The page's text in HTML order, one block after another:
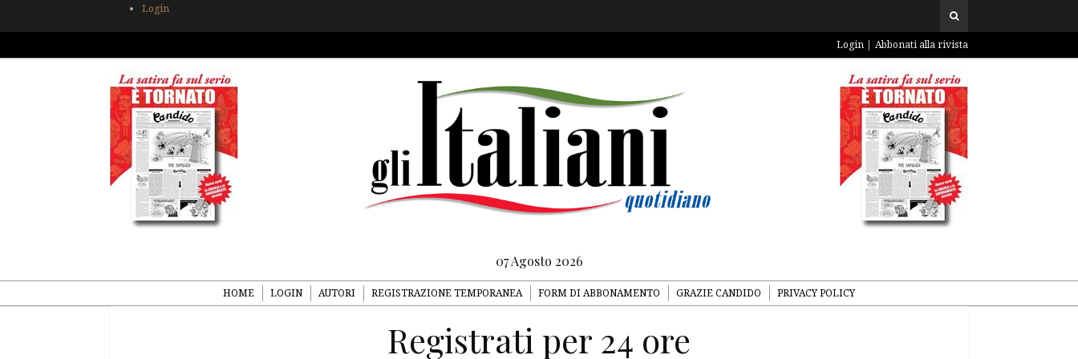
Login
Login Abbonati alla rivista
07 Agosto 2026
HOME LOGIN AUTORI REGISTRAZIONE TEMPORANEA FORM DI ABBONAMENTO GRAZIE CANDIDO PRIVACY POLICY
Registrati per 24 ore